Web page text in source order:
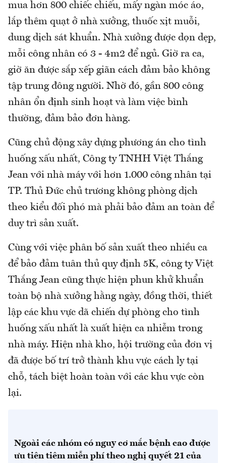
mua hơn 800 chiếc chiếu, mấy ngàn móc áo,
lắp thêm quạt ở nhà xưởng, thuốc xịt muỗi,
dung dịch sát khuẩn. Nhà xưởng được dọn dẹp,
mỗi công nhân có 3 - 4m2 để ngủ. Giờ ra ca,
giờ ăn được sắp xếp giãn cách đảm bảo không
tập trung đông người. Nhờ đó, gần 800 công
nhân ổn định sinh hoạt và làm việc bình
thường, đảm bảo đơn hàng.
Cũng chủ động xây dựng phương án cho tình
huống xấu nhất, Công ty TNHH Việt Thắng
Jean với nhà máy với hơn 1.000 công nhân tại
TP. Thủ Đức chủ trương không phòng dịch
theo kiểu đối phó mà phải bảo đảm an toàn để
duy trì sản xuất.
Cùng với việc phân bố sản xuất theo nhiều ca
để bảo đảm tuân thủ quy định 5K, công ty Việt
Thắng Jean cũng thực hiện phun khử khuẩn
toàn bộ nhà xưởng hằng ngày, đồng thời, thiết
lập các khu vực dã chiến dự phòng cho tình
huống xấu nhất là xuất hiện ca nhiễm trong
nhà máy. Hiện nhà kho, hội trường của đơn vị
đã được bố trí trở thành khu vực cách ly tại
chỗ, tách biệt hoàn toàn với các khu vực còn
lại.
Ngoài các nhóm có nguy cơ mắc bệnh cao được
ưu tiên tiêm miễn phí theo nghị quyết 21 của